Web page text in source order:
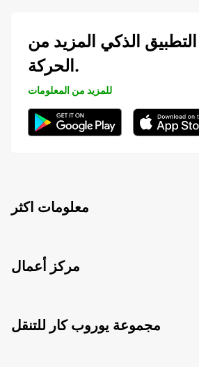
الذكي المزيد من
الحركة.
للمزيد من المعلومات
معلومات اكثر
مركز أعمال
مجموعة يوروب كار للتنقل